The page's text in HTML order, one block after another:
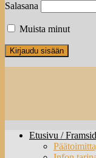
Salasana
Muista minut
Etusivu /